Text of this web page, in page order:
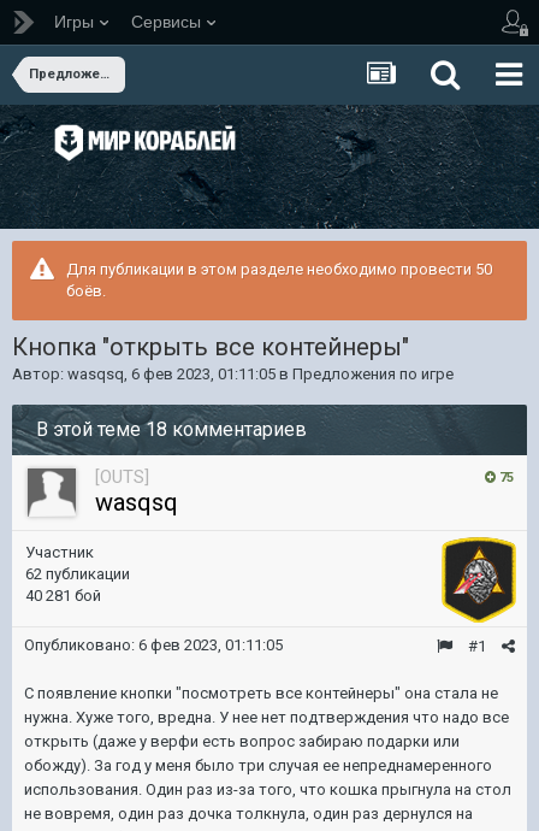
Игры Сервисы
Предложения по игре
Для публикации в этом разделе необходимо провести 50
боёв.
Кнопка "открыть все контейнеры"
Автор: wasqsq, 6 фев 2023, 01:11:05 в Предложения по игре
В этой теме 18 комментариев
75
[OUTS]
wasqsq
Участник
62 публикации
40 281 бой
#1
Опубликовано: 6 фев 2023, 01:11:05
С появление кнопки "посмотреть все контейнеры" она стала не
нужна. Хуже того, вредна. У нее нет подтверждения что надо все
открыть (даже у верфи есть вопрос забираю подарки или
обожду). За год у меня было три случая ее непреднамеренного
использования. Один раз из-за того, что кошка прыгнула на стол
не вовремя, один раз дочка толкнула, один раз дернулся на